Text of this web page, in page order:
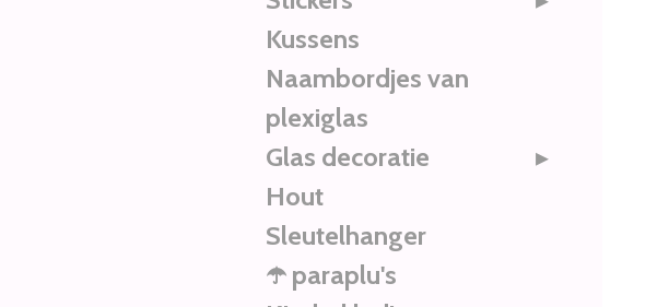
Kussens
Naambordjes van
plexiglas
Glas decoratie
Hout
Sleutelhanger
☂️ paraplu's